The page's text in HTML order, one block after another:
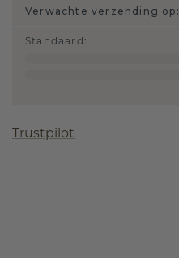
Verwachte verzending op:
Standaard :
Trustpilot